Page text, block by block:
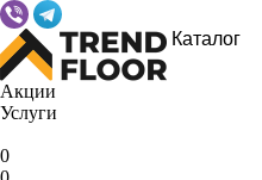
Каталог
Акции
Услуги
0